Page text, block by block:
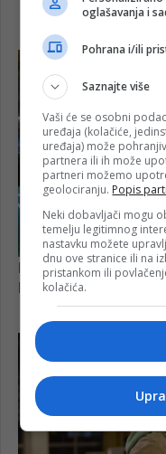
oglašavanja i
Pohrana i/ili
Saznajte više
Vaši će se osobni
uređaja (kolačiće,
uređaja) može
partnera ili ih može
partneri možemo
geolociranju. Popis
Neki dobavljači mogu
temelju legitimnog
nastavku možete
dnu ove stranice ili na
pristankom ili
kolačića.